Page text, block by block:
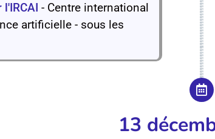
- Centre international
artificielle - sous les
13